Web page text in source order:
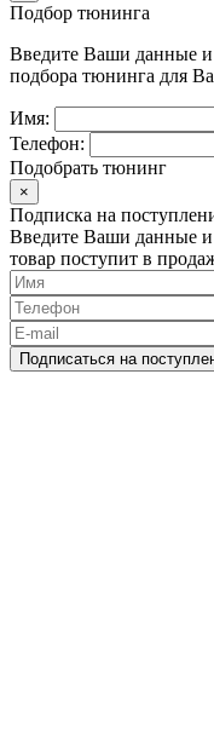
Подбор тюнинга
Введите Ваши данные
подбора тюнинга для
Имя:
Телефон:
Подобрать тюнинг
×
Подписка на
Введите Ваши данные и
товар поступит в